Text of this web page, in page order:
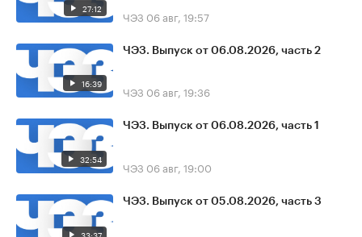
27:12 ЧЭЗ 06 авг, 19:57
16:39
ЧЭЗ. Выпуск от 06.08.2026, часть 2
ЧЭЗ 06 авг, 19:36
32:54
ЧЭЗ. Выпуск от 06.08.2026, часть 1
ЧЭЗ 06 авг, 19:00
33:37
ЧЭЗ. Выпуск от 05.08.2026, часть 3